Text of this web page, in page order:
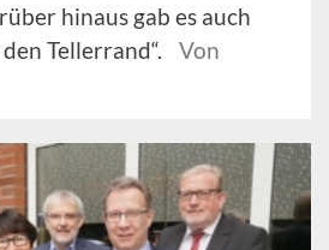
hinaus gab es auch
Tellerrand“.
Von